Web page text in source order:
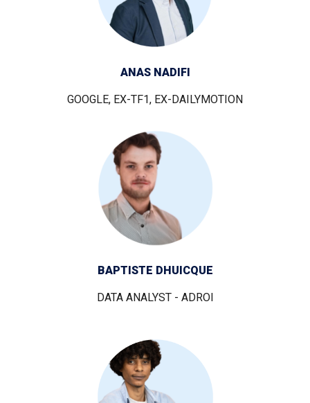
ANAS NADIFI
GOOGLE, EX-TF1, EX-DAILYMOTION
BAPTISTE DHUICQUE
DATA ANALYST - ADROI